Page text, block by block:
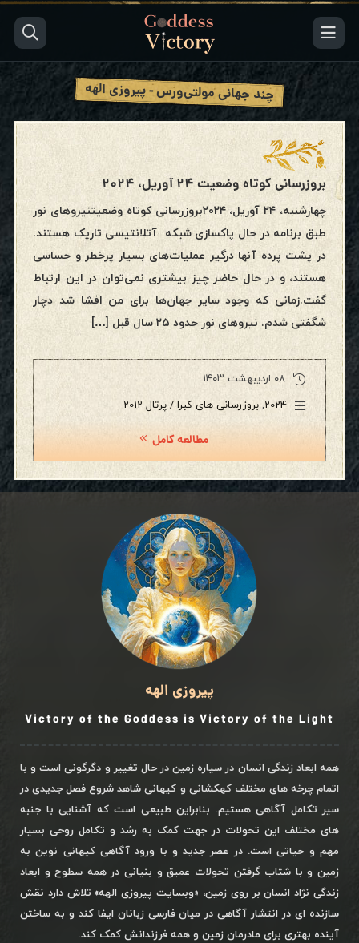
چند جهانی مولتی‌ورس - پیروزی الهه
بروزرسانی کوتاه وضعیت ۲۴ آوریل، ۲۰۲۴
چهارشنبه، ۲۴ آوریل، ۲۰۲۴بروزرسانی کوتاه وضعیتنیروهای نور
طبق برنامه در حال پاکسازی شبکه آتلانتیسی تاریک هستند.
در پشت پرده آنها درگیر عملیات‌های بسیار پرخطر و حساسی
هستند، و در حال حاضر چیز بیشتری نمی‌توان در این ارتباط
گفت.زمانی که وجود سایر جهان‌ها برای من افشا شد دچار
شگفتی شدم. نیروهای نور حدود ۲۵ سال قبل […]
۰۸ اردیبهشت ۱۴۰۳
2024
, بروزرسانی های کبرا / پرتال 2012
مطالعه کامل
پیروزی الهه
Victory of the Goddess is Victory of the Light
همه ابعاد زندگی انسان در سیاره زمین در حال تغییر و دگرگونی است و با
اتمام چرخه های مختلف کهکشانی و کیهانی شاهد شروع فصل جدیدی در
سیر تکامل آگاهی هستیم. بنابراین طبیعی است که آشنایی با جنبه
های مختلف این تحولات در جهت کمک به رشد و تکامل روحی بسیار
مهم و حیاتی است. در عصر جدید و با ورود آگاهی کیهانی نوین به
زمین و با شتاب گرفتن تحولات عمیق و بنیانی در همه سطوح و ابعاد
زندگی نژاد انسان بر روی زمین، «وبسایت پیروزی الهه» تلاش دارد نقش
سازنده ای در انتشار آگاهی در میان فارسی زبانان ایفا کند و به ساختن
آینده بهتری برای مادرمان زمین و همه فرزندانش کمک کند.